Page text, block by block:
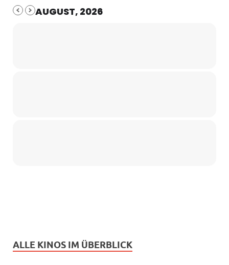
AUGUST, 2026
ALLE KINOS IM ÜBERBLICK